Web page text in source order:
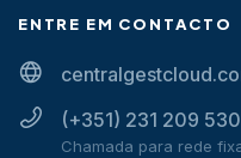
ENTRE EM CONTACTO
(+351) 231 209 530
Chamada para rede